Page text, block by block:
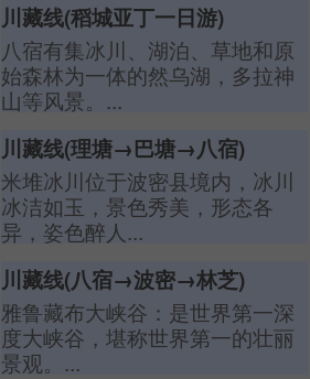
川藏线(稻城亚丁一日游)
八宿有集冰川、湖泊、草地和原
始森林为一体的然乌湖，多拉神
山等风景。...
川藏线(理塘→巴塘→八宿)
米堆冰川位于波密县境内，冰川
冰洁如玉，景色秀美，形态各
异，姿色醉人...
川藏线(八宿→波密→林芝)
雅鲁藏布大峡谷：是世界第一深
度大峡谷，堪称世界第一的壮丽
景观。...